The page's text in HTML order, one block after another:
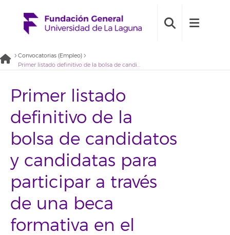
Convocatorias (Empleo)
Primer listado definitivo de la bolsa de candidatos y candidatas para participar a través de una beca formativa en el contexto del proyecto IngeniaULL 2021 con perfil de apoyo a la coordinación (2020BDB013)
Primer listado
definitivo de la
bolsa de candidatos
y candidatas para
participar a través
de una beca
formativa en el